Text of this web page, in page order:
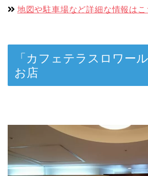
地図や駐車場など詳細な情報はこ
「カフェテラスロワー
お店